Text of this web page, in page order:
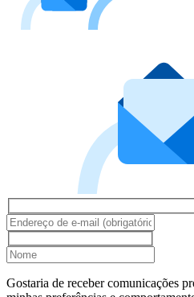
Gostaria de receber comunicações